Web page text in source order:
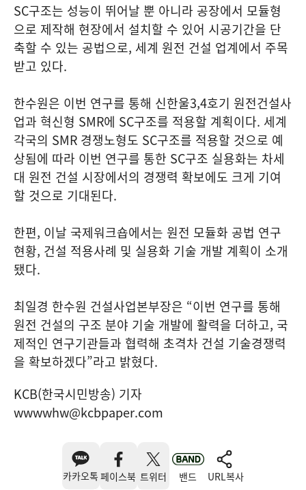
SC구조는 성능이 뛰어날 뿐 아니라 공장에서 모듈형
으로 제작해 현장에서 설치할 수 있어 시공기간을 단
축할 수 있는 공법으로, 세계 원전 건설 업계에서 주목
받고 있다.
한수원은 이번 연구를 통해 신한울3,4호기 원전건설사
업과 혁신형 SMR에 SC구조를 적용할 계획이다. 세계
각국의 SMR 경쟁노형도 SC구조를 적용할 것으로 예
상됨에 따라 이번 연구를 통한 SC구조 실용화는 차세
대 원전 건설 시장에서의 경쟁력 확보에도 크게 기여
할 것으로 기대된다.
한편, 이날 국제워크숍에서는 원전 모듈화 공법 연구
현황, 건설 적용사례 및 실용화 기술 개발 계획이 소개
됐다.
최일경 한수원 건설사업본부장은 “이번 연구를 통해
원전 건설의 구조 분야 기술 개발에 활력을 더하고, 국
제적인 연구기관들과 협력해 초격차 건설 기술경쟁력
을 확보하겠다”라고 밝혔다.
KCB(한국시민방송) 기자
wwwwhw@kcbpaper.com
카카오톡 페이스북 트위터 밴드 URL복사